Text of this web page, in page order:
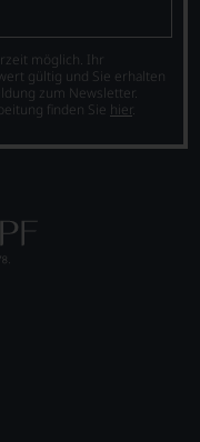
möglich. Ihr
gültig und Sie erhalten
zum Newsletter.
finden Sie hier.